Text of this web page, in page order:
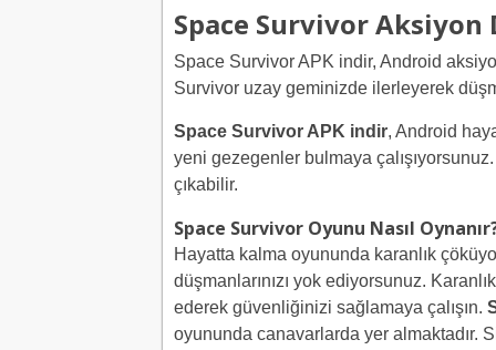
Space Survivor
Space Survivor APK indir, Android
Survivor uzay geminizde ilerleyerek
Space Survivor APK indir, Android
yeni gezegenler bulmaya
çıkabilir.
Space Survivor Oyunu Nasıl
Hayatta kalma oyununda karanlık
düşmanlarınızı yok ediyorsunuz.
ederek güvenliğinizi sağlamaya çalışın.
oyununda canavarlarda yer almaktadır.